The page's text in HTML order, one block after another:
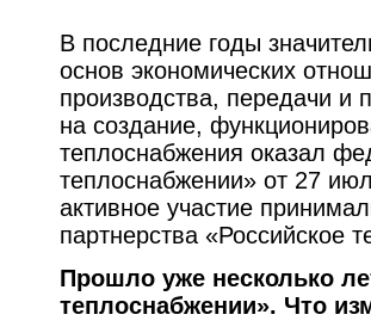
В последние годы
основ экономических
производства, передачи и
на создание,
теплоснабжения оказал
теплоснабжении» от 27
активное участие
партнерства «Российское
Прошло уже несколько
теплоснабжении». Что